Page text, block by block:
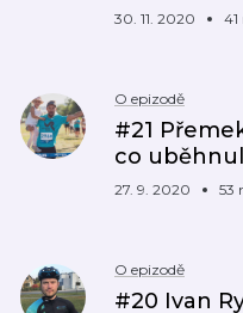
30. 11. 2020
O epizodě
#21
co
27. 9. 2020 53
O epizodě
#20 Ivan